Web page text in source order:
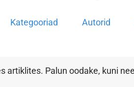
Kategooriad Autorid